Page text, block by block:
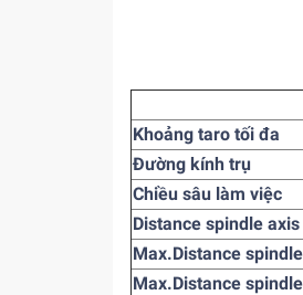
Khoảng taro tối đa
Đường kính trụ
Chiều sâu làm việc
Distance spindle
Max.Distance
Max.Distance